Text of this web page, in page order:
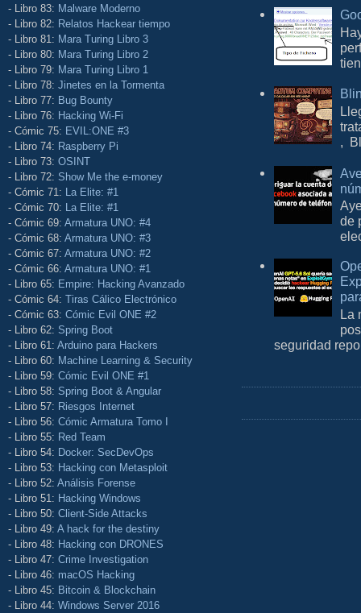
- Libro 83: Malware Moderno
- Libro 82: Relatos Hackear tiempo
- Libro 81: Mara Turing Libro 3
- Libro 80: Mara Turing Libro 2
- Libro 79: Mara Turing Libro 1
- Libro 78: Jinetes en la Tormenta
- Libro 77: Bug Bounty
- Libro 76: Hacking Wi-Fi
- Cómic 75: EVIL:ONE #3
- Libro 74: Raspberry Pi
- Libro 73: OSINT
- Libro 72: Show Me the e-money
- Cómic 71: La Elite: #1
- Cómic 70: La Elite: #1
- Cómic 69: Armatura UNO: #4
- Cómic 68: Armatura UNO: #3
- Cómic 67: Armatura UNO: #2
- Cómic 66: Armatura UNO: #1
- Libro 65: Empire: Hacking Avanzado
- Cómic 64: Tiras Cálico Electrónico
- Cómic 63: Cómic Evil ONE #2
- Libro 62: Spring Boot
- Libro 61: Arduino para Hackers
- Libro 60: Machine Learning & Security
- Libro 59: Cómic Evil ONE #1
- Libro 58: Spring Boot & Angular
- Libro 57: Riesgos Internet
- Libro 56: Cómic Armatura Tomo I
- Libro 55: Red Team
- Libro 54: Docker: SecDevOps
- Libro 53: Hacking con Metasploit
- Libro 52: Análisis Forense
- Libro 51: Hacking Windows
- Libro 50: Client-Side Attacks
- Libro 49: A hack for the destiny
- Libro 48: Hacking con DRONES
- Libro 47: Crime Investigation
- Libro 46: macOS Hacking
- Libro 45: Bitcoin & Blockchain
- Libro 44: Windows Server 2016
,
de
La
seguridad